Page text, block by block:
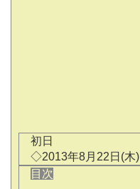
初日
◇2013年8月22日(木)
目次